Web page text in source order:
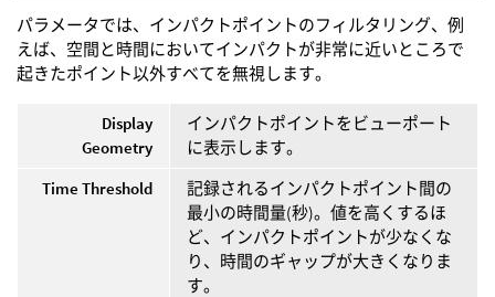
パラメータでは、インパクトポイントのフィルタリング、例
えば、空間と時間においてインパクトが非常に近いところで
起きたポイント以外すべてを無視します。
Display
Geometry
インパクトポイントをビューポート
に表示します。
Time Threshold
記録されるインパクトポイント間の
最小の時間量(秒)。値を高くするほ
ど、インパクトポイントが少なくな
り、時間のギャップが大きくなりま
す。